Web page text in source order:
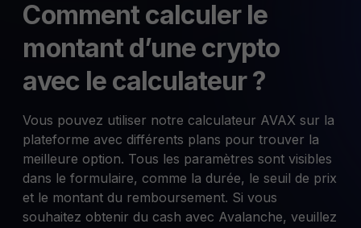
Comment calculer le
montant d’une crypto
avec le calculateur ?
Vous pouvez utiliser notre calculateur AVAX sur la
plateforme avec différents plans pour trouver la
meilleure option. Tous les paramètres sont visibles
dans le formulaire, comme la durée, le seuil de prix
et le montant du remboursement. Si vous
souhaitez obtenir du cash avec Avalanche, veuillez